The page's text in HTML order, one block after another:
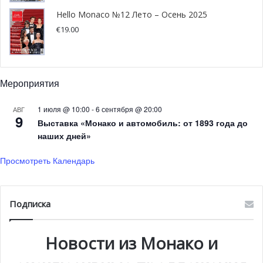
Трудно не заметить, что Радамель проводит
блестящий сезон, после того, через что ему пришлось
пройти. Постоянные микротравмы, которые мешали ему
закрепиться в основном составе, игра то в «Манчестер
Юнайтед» (год), то в «Челси» (год), в то время как
формально он фигурировал в составе «Монако». Кроме
ли ему полностью восстановиться после серьезной
травмы колена, которую он получил в январе 2014 года?
Hello Monaco №12 Лето – Осень 2025
€19.00
Мероприятия
АВГ
9
1 июля @ 10:00 -6 сентября @ 20:00
Выставка «Монако и автомобиль: от 1893 года до
наших дней»
Просмотреть Календарь
Подписка
Новости из Монако и